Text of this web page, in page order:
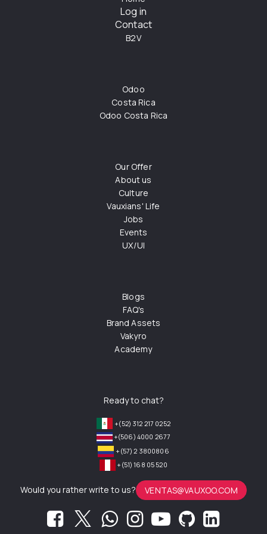
Log in
Contact
B2V
Odoo
Costa Rica
Odoo Costa Rica
Our Offer
About us
Culture
Vauxians' Life
Jobs
Events
UX/UI
Blogs
FAQ's
Brand Assets
Vakyro
Academy
Ready to chat?
+(52) 312 217 0252
+(506) 4000 2677
+(57) 2 3800806
+(51) 168 05 520
Would you rather write to us? VENTAS@VAUXOO.COM